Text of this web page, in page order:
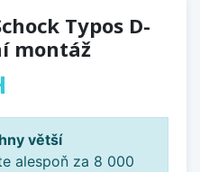
Typos D-
montáž
větší
alespoň za 8 000